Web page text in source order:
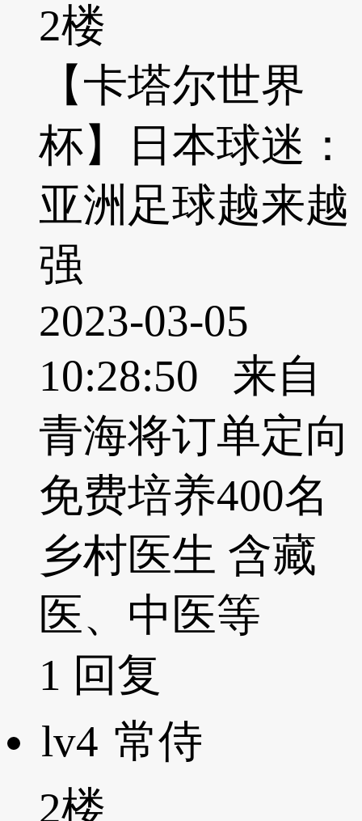
2楼
【卡塔尔世界
杯】日本球迷：
亚洲足球越来越
强
2023-03-05
10:28:50 来自
青海将订单定向
免费培养400名
乡村医生 含藏
医、中医等
1 回复
lv4 常侍
2楼